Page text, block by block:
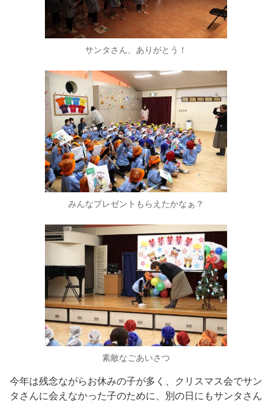
サンタさん、ありがとう！
みんなプレゼントもらえたかなぁ？
素敵なごあいさつ
今年は残念ながらお休みの子が多く、クリスマス会でサン
タさんに会えなかった子のために、別の日にもサンタさん